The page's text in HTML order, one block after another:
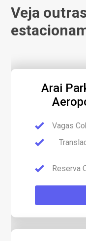
Veja
Arai
Vagas
Reserva